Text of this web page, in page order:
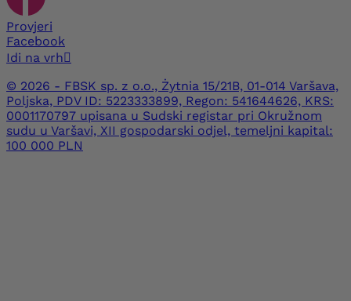
Provjeri
Facebook
Idi na vrh
© 2026 - FBSK sp. z o.o., Żytnia 15/21B, 01-014 Varšava,
Poljska, PDV ID: 5223333899, Regon: 541644626, KRS:
0001170797 upisana u Sudski registar pri Okružnom
sudu u Varšavi, XII gospodarski odjel, temeljni kapital:
100 000 PLN